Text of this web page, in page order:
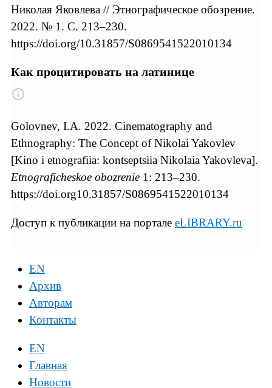
Николая Яковлева // Этнографическое обозрение.
2022. № 1. С. 213–230.
https://doi.org/10.31857/S0869541522010134
Как процитировать на латинице
Golovnev, I.A. 2022. Cinematography and
Ethnography: The Concept of Nikolai Yakovlev
[Kino i etnografiia: kontseptsiia Nikolaia Yakovleva].
Etnograficheskoe obozrenie 1: 213–230.
https://doi.org10.31857/S0869541522010134
Доступ к публикации на портале eLIBRARY.ru
EN
Архив
Авторам
Контакты
EN
Главная
Новости